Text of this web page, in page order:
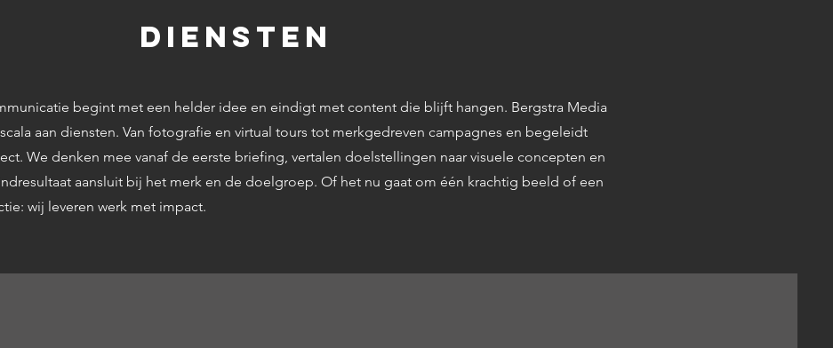
DIENSTEN
begint met een helder idee en eindigt met content die blijft hangen. Bergstra Media
aan diensten. Van fotografie en virtual tours tot merkgedreven campagnes en begeleidt
We denken mee vanaf de eerste briefing, vertalen doelstellingen naar visuele concepten en
aansluit bij het merk en de doelgroep. Of het nu gaat om één krachtig beeld of een
wij leveren werk met impact.